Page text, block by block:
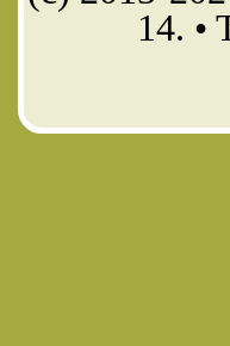
14. •